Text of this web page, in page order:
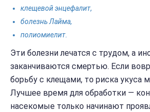
клещевой энцефалит,
болезнь Лайма,
полиомиелит.
Эти болезни лечатся с трудом, а
заканчиваются смертью. Если
борьбу с клещами, то риска укуса
Лучшее время для обработки —
насекомые только начинают